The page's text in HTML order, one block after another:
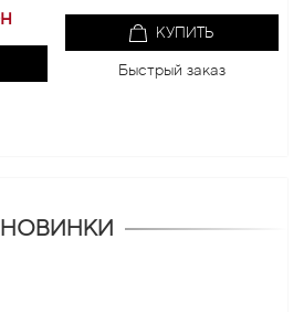
КУПИТЬ
Быстрый заказ
НОВИНКИ